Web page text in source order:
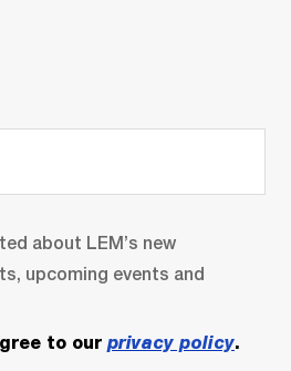
about LEM’s new
upcoming events and
to our privacy policy.